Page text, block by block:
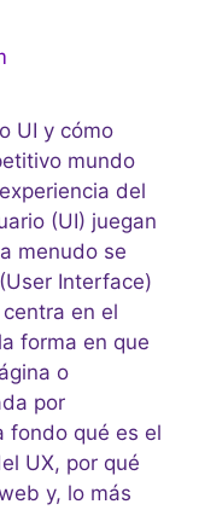
UI y cómo
mundo
del
(UI) juegan
menudo se
Interface)
en el
forma en que
o
por
fondo qué es el
UX, por qué
y, lo más